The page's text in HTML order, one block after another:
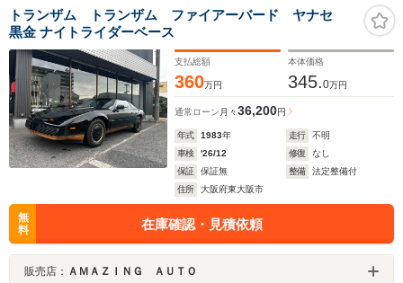
トランザム トランザム ファイアーバード ヤナセ
黒金 ナイトライダーベース
支払総額
360万円
本体価格
345.0万円
通常ローン 月々36,200円
年式 1983年 走行
不明
車検
'26/12 修復
なし
保証
保証無 整備
法定整備付
住所
大阪府東大阪市
無
料
在庫確認・見積依頼
販売店： ＡＭＡＺＩＮＧ ＡＵＴＯ